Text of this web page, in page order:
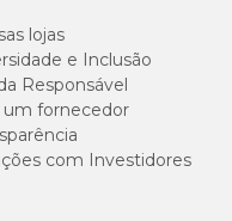
Largura
lojas
e Inclusão
Responsável
um fornecedor
com Investidores